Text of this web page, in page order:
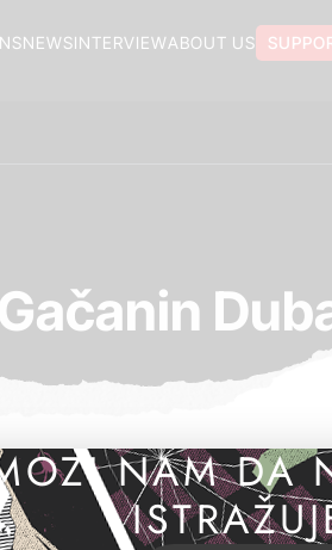
ABOUT US
INTERVIEW
NEWS
NAM DA